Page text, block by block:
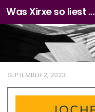
Zum Inhalt springen
Was Xirxe so liest ...
SEPTEMBER 2, 2023